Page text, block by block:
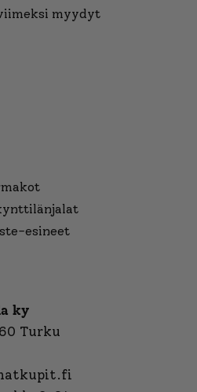
myydyt
esineet
ky
Turku